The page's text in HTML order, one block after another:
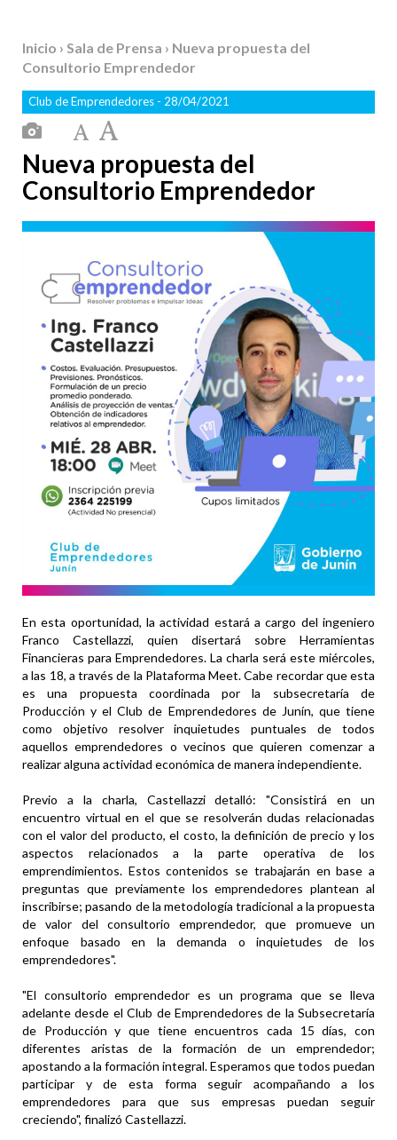
Inicio › Sala de Prensa › Nueva propuesta del
Consultorio Emprendedor
Club de Emprendedores - 28/04/2021
Nueva propuesta del
Consultorio Emprendedor
En esta oportunidad, la actividad estará a cargo del ingeniero
Franco Castellazzi, quien disertará sobre Herramientas
Financieras para Emprendedores. La charla será este miércoles,
a las 18, a través de la Plataforma Meet. Cabe recordar que esta
es una propuesta coordinada por la subsecretaría de
Producción y el Club de Emprendedores de Junín, que tiene
como objetivo resolver inquietudes puntuales de todos
aquellos emprendedores o vecinos que quieren comenzar a
realizar alguna actividad económica de manera independiente.
Previo a la charla, Castellazzi detalló: "Consistirá en un
encuentro virtual en el que se resolverán dudas relacionadas
con el valor del producto, el costo, la definición de precio y los
aspectos relacionados a la parte operativa de los
emprendimientos. Estos contenidos se trabajarán en base a
preguntas que previamente los emprendedores plantean al
inscribirse; pasando de la metodología tradicional a la propuesta
de valor del consultorio emprendedor, que promueve un
enfoque basado en la demanda o inquietudes de los
emprendedores".
"El consultorio emprendedor es un programa que se lleva
adelante desde el Club de Emprendedores de la Subsecretaría
de Producción y que tiene encuentros cada 15 días, con
diferentes aristas de la formación de un emprendedor;
apostando a la formación integral. Esperamos que todos puedan
participar y de esta forma seguir acompañando a los
emprendedores para que sus empresas puedan seguir
creciendo", finalizó Castellazzi.